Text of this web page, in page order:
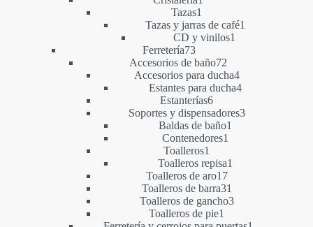
Tazas1
producto
Tazas y jarras de café1
CD y vinilos1
Ferretería7373
productos
Accesorios de baño7272
productos
Accesorios para ducha44
productos
Estantes para ducha44
Estanterías66
productos
Soportes y dispensadores33
Baldas de baño1
Contenedores1
Toalleros1
producto
Toalleros repisa1
Toalleros de aro1717
productos
Toalleros de barra31
productos
Toalleros de gancho33
Toalleros de pie1